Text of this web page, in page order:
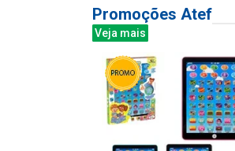
Promoções Atef
Veja mais